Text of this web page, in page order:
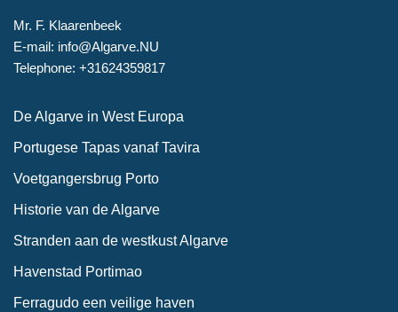
Mr. F. Klaarenbeek
E-mail: info@Algarve.NU
Telephone: +31624359817
De Algarve in West Europa
Portugese Tapas vanaf Tavira
Voetgangersbrug Porto
Historie van de Algarve
Stranden aan de westkust Algarve
Havenstad Portimao
Ferragudo een veilige haven